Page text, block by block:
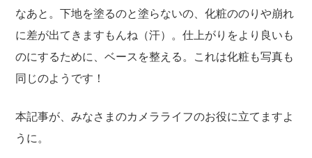
なあと。下地を塗るのと塗らないの、化粧ののりや崩れ
に差が出てきますもんね（汗）。仕上がりをより良いも
のにするために、ベースを整える。これは化粧も写真も
同じのようです！
本記事が、みなさまのカメラライフのお役に立てますよ
うに。